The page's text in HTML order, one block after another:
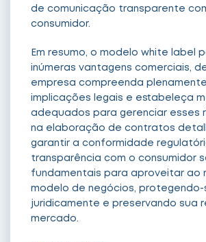
de comunicação transparente
consumidor.
Em resumo, o modelo white label
inúmeras vantagens comerciais,
empresa compreenda
implicações legais e estabeleça
adequados para gerenciar esses
na elaboração de contratos
garantir a conformidade
transparência com o consumidor
fundamentais para aproveitar ao
modelo de negócios, protegendo-
juridicamente e preservando sua
mercado.